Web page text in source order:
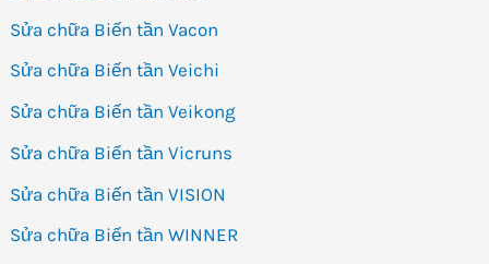
Sửa chữa Biến tần Vacon
Sửa chữa Biến tần Veichi
Sửa chữa Biến tần Veikong
Sửa chữa Biến tần Vicruns
Sửa chữa Biến tần VISION
Sửa chữa Biến tần WINNER